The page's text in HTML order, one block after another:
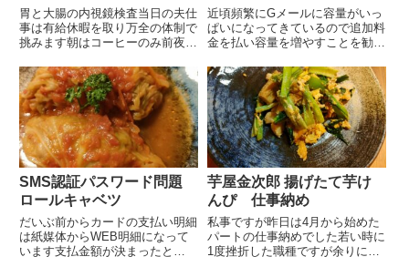
胃と大腸の内視鏡検査当日の夫仕
事は有給休暇を取り万全の体制で
挑みます朝はコーヒーのみ前夜作
時間ほどかけて飲んでいきます1
リットルぐらいはあるのでしょう
か？その間に粒の薬剤も飲んだり
忙しそうです飲んだりトイレに
行...
近頃頻繁にGメールに容量がいっ
ぱいになってきているので追加料
金を払い容量を増やすことを勧め
でそちらを移動すれば大分容量が
増えるので今のところ容量を増や
す事は考えていません早めに写真
を確認して移動させなければ
と...
SMS認証パスワード問題
ロールキャベツ
だいぶ前からカードの支払い明細
は紙媒体からWEB明細になって
います支払金額が決まったと
芋屋金次郎 揚げたて芋け
んぴ 仕事納め
私事ですが昨日は4月から始めた
パートの仕事納めでした若い時に
1度挫折した職種ですが余りに酷